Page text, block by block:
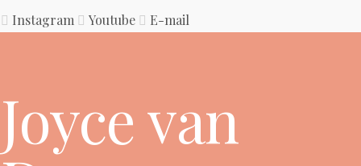
Instagram Youtube E-mail
Joyce van